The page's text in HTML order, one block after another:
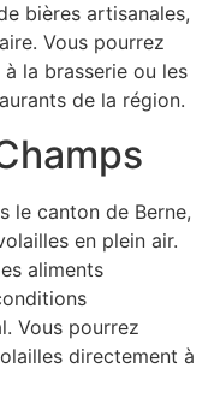
bières artisanales,
Vous pourrez
la brasserie ou les
de la région.
le canton de Berne,
en plein air.
aliments
Vous pourrez
directement à